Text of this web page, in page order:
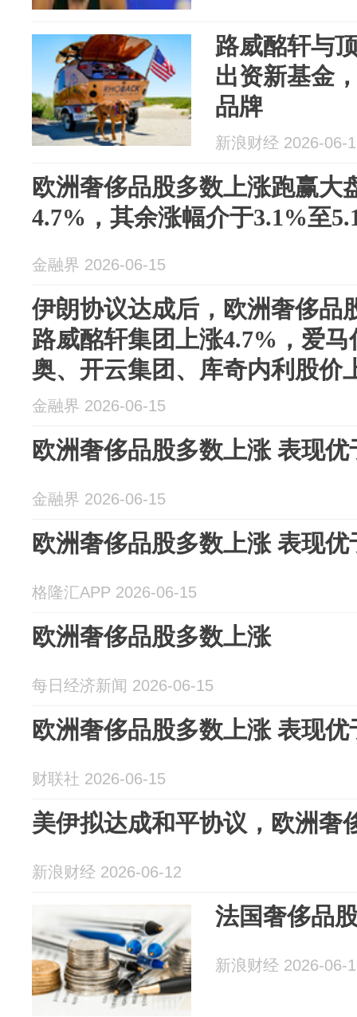
路威酩轩与
出资新基金
品牌
新浪财经 2026-06-
欧洲奢侈品股多数上涨跑赢大
4.7%，其余涨幅介于3.1%至
金融界 2026-06-15
伊朗协议达成后，欧洲奢侈品
路威酩轩集团上涨4.7%，爱
奥、开云集团、库奇内利股价
金融界 2026-06-15
欧洲奢侈品股多数上涨 表现优
金融界 2026-06-15
欧洲奢侈品股多数上涨 表现优
格隆汇APP 2026-06-15
欧洲奢侈品股多数上涨
每日经济新闻 2026-06-15
欧洲奢侈品股多数上涨 表现优
财联社 2026-06-15
美伊拟达成和平协议，欧洲奢
新浪财经 2026-06-12
法国奢侈品
新浪财经 2026-06-